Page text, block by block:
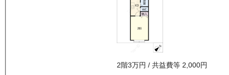
2階3万円 / 共益費等 2,000円